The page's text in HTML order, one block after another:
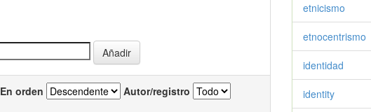
En orden Autor/registro
etnicismo
etnocentrismo
identidad
identity